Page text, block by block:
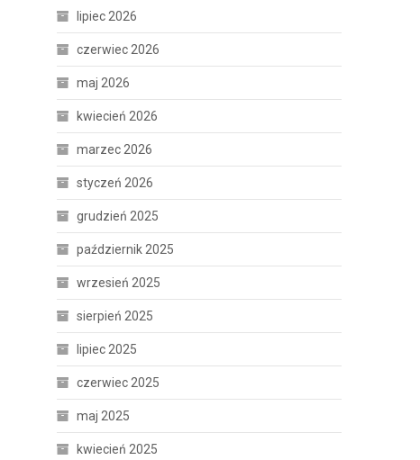
lipiec 2026
czerwiec 2026
maj 2026
kwiecień 2026
marzec 2026
styczeń 2026
grudzień 2025
październik 2025
wrzesień 2025
sierpień 2025
lipiec 2025
czerwiec 2025
maj 2025
kwiecień 2025